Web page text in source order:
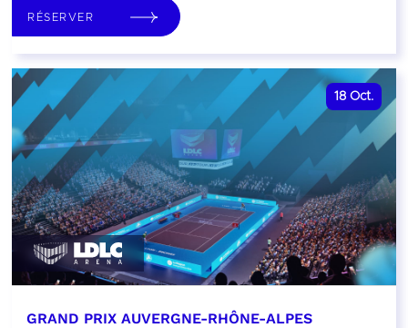
RÉSERVER
18 Oct.
GRAND PRIX AUVERGNE-RHÔNE-ALPES